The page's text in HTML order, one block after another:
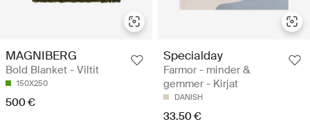
MAGNIBERG
Bold Blanket - Viltit
150X250
500 €
Specialday
Farmor - minder &
gemmer - Kirjat
DANISH
33.50 €